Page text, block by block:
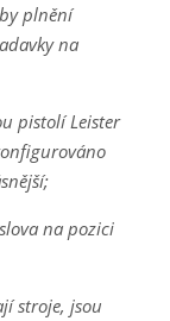
plnění
na
pistolí Leister
na pozici
stroje, jsou